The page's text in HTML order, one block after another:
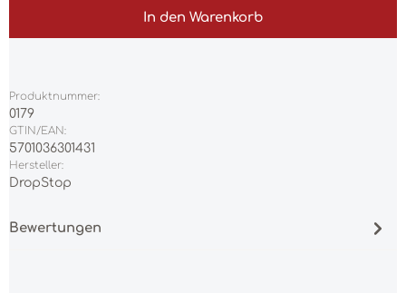
In den Warenkorb
Produktnummer:
0179
GTIN/EAN:
5701036301431
Hersteller:
DropStop
Bewertungen